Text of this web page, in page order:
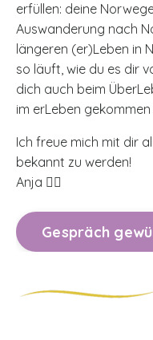
erfüllen: deine
Auswanderung nach
längeren (er)Leben in
so läuft, wie du es dir
dich auch beim
im erLeben gekommen
Ich freue mich mit dir
bekannt zu werden!
Anja 🙋‍♀️
Gespräch